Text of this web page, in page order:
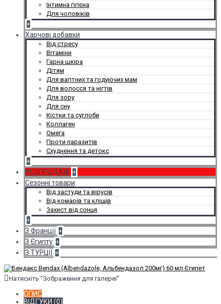
Інтимна гігієна
Для чоловіків
+
Харчові добавки
Від стресу
Вітаміни
Гарна шкіра
Дітям
Для вагітних та годуючих мам
Для волосся та нігтів
Для зору
Для сну
Кістки та суглоби
Коллаген
Омега
Проти паразитів
Схуднення та детокс
+
РОЗПРОДАЖ +
Сезонні товари
Від застуди та вірусів
Від комарів та кліщів
Захист від сонця
+
З Франції +
З Єгипту +
З ТУРЦІЇ +
Натисніть "Зображення для галереї"
ОПИС
ВІДГУКИ (0)